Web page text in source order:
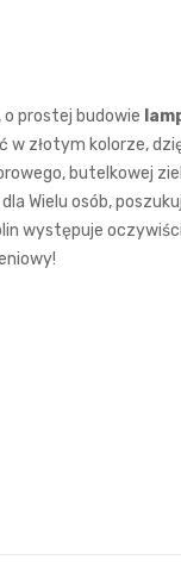
o prostej budowie
w złotym kolorze,
butelkowej
Wielu osób,
występuje